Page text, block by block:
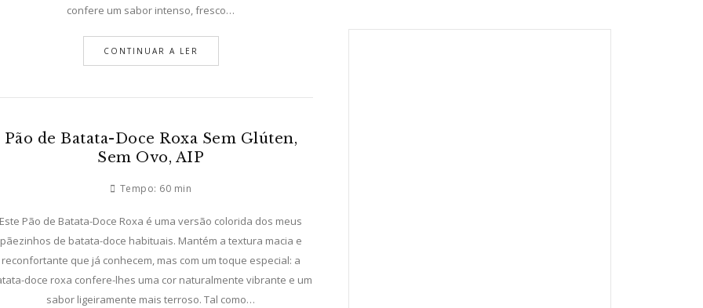
confere um sabor intenso, fresco…
CONTINUAR A LER
Pão de Batata-Doce Roxa Sem Glúten,
Sem Ovo, AIP
Tempo: 60 min
Este Pão de Batata-Doce Roxa é uma versão colorida dos meus
pãezinhos de batata-doce habituais. Mantém a textura macia e
reconfortante que já conhecem, mas com um toque especial: a
doce roxa confere-lhes uma cor naturalmente vibrante e um
sabor ligeiramente mais terroso. Tal como…